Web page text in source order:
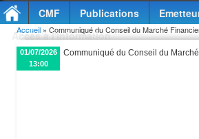
CMF Publications
Accès à l'information
Vous êtes ici
Accueil » Communiqué du Conseil du Marché
01/07/2026
13:00
Communiqué du Conseil du